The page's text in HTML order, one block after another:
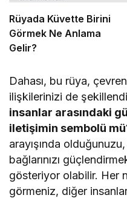
Rüyada Küvette Birini
Görmek Ne Anlama
Gelir?
Dahası, bu rüya,
ilişkilerinizi de
insanlar arasındaki
iletişimin sembolü
arayışında
bağlarınızı
gösteriyor olabilir. Her
görmeniz, diğer